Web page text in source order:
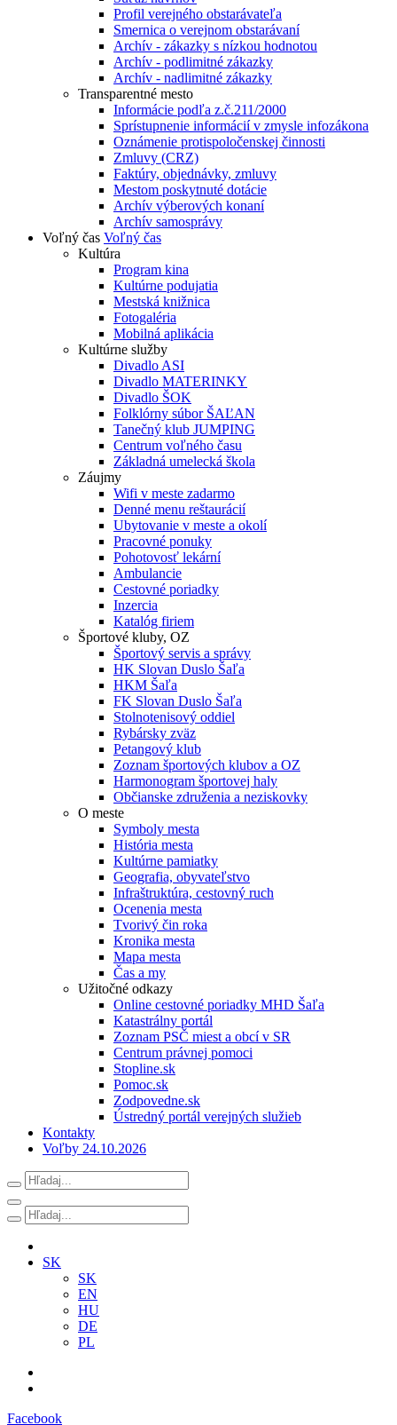
Profil verejného obstarávateľa
Smernica o verejnom obstarávaní
Archív - zákazky s nízkou hodnotou
Archív - podlimitné zákazky
Archív - nadlimitné zákazky
Transparentné mesto
Informácie podľa z.č.211/2000
Sprístupnenie informácií v zmysle infozákona
Oznámenie protispoločenskej činnosti
Zmluvy (CRZ)
Faktúry, objednávky, zmluvy
Mestom poskytnuté dotácie
Archív výberových konaní
Archív samosprávy
Voľný čas Voľný čas
Kultúra
Program kina
Kultúrne podujatia
Mestská knižnica
Fotogaléria
Mobilná aplikácia
Kultúrne služby
Divadlo ASI
Divadlo MATERINKY
Divadlo ŠOK
Folklórny súbor ŠAĽAN
Tanečný klub JUMPING
Centrum voľného času
Základná umelecká škola
Záujmy
Wifi v meste zadarmo
Denné menu reštaurácií
Ubytovanie v meste a okolí
Pracovné ponuky
Pohotovosť lekární
Ambulancie
Cestovné poriadky
Inzercia
Katalóg firiem
Športové kluby, OZ
Športový servis a správy
HK Slovan Duslo Šaľa
HKM Šaľa
FK Slovan Duslo Šaľa
Stolnotenisový oddiel
Rybársky zväz
Petangový klub
Zoznam športových klubov a OZ
Harmonogram športovej haly
Občianske združenia a neziskovky
O meste
Symboly mesta
História mesta
Kultúrne pamiatky
Geografia, obyvateľstvo
Infraštruktúra, cestovný ruch
Ocenenia mesta
Tvorivý čin roka
Kronika mesta
Mapa mesta
Čas a my
Užitočné odkazy
Online cestovné poriadky MHD Šaľa
Katastrálny portál
Zoznam PSČ miest a obcí v SR
Centrum právnej pomoci
Stopline.sk
Pomoc.sk
Zodpovedne.sk
Ústredný portál verejných služieb
Kontakty
Voľby 24.10.2026
SK
SK
EN
HU
DE
PL
Facebook